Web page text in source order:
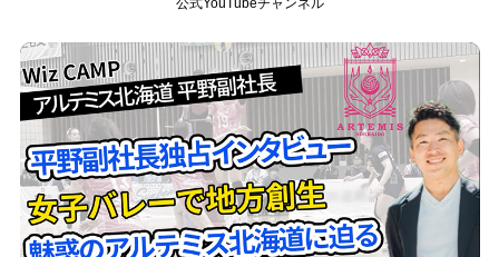
公式YouTubeチャンネル